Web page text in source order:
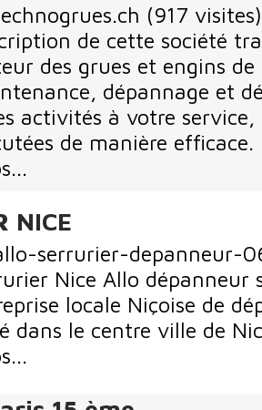
(917 visites)
de cette société
des grues et engins
dépannage et
activités à votre
de manière efficace.
NICE
serrurier-depanneur-
Nice Allo dépanneur
locale Niçoise de
dans le centre ville de